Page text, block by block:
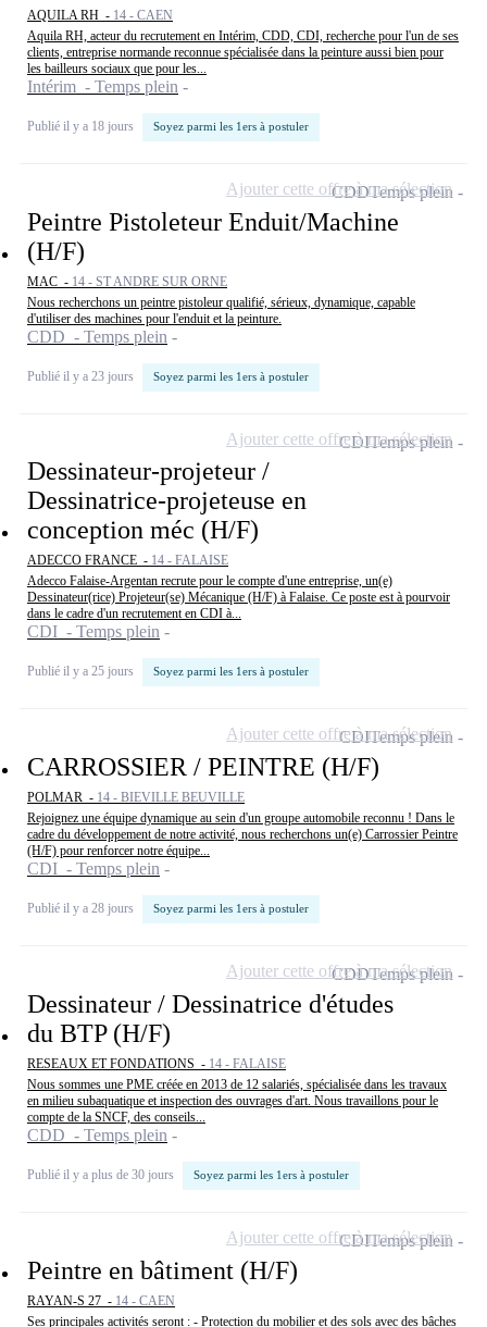
AQUILA RH - 14 - CAEN
Aquila RH, acteur du recrutement en Intérim, CDD, CDI, recherche pour l'un de ses
clients, entreprise normande reconnue spécialisée dans la peinture aussi bien pour
les bailleurs sociaux que pour les...
Intérim - Temps plein
Publié il y a 18 jours Soyez parmi les 1ers à postuler
Peintre Pistoleteur Enduit/Machine
(H/F)
MAC - 14 - ST ANDRE SUR ORNE
Nous recherchons un peintre pistoleur qualifié, sérieux, dynamique, capable
d'utiliser des machines pour l'enduit et la peinture.
CDD - Temps plein
Publié il y a 23 jours Soyez parmi les 1ers à postuler
CDDTemps plein
Ajouter cette offre à ma sélection
Dessinateur-projeteur /
Dessinatrice-projeteuse en
conception méc (H/F)
ADECCO FRANCE - 14 - FALAISE
Adecco Falaise-Argentan recrute pour le compte d'une entreprise, un(e)
Dessinateur(rice) Projeteur(se) Mécanique (H/F) à Falaise. Ce poste est à pourvoir
dans le cadre d'un recrutement en CDI à...
CDI - Temps plein
Publié il y a 25 jours Soyez parmi les 1ers à postuler
CDITemps plein
Ajouter cette offre à ma sélection
CARROSSIER / PEINTRE (H/F)
POLMAR - 14 - BIEVILLE BEUVILLE
Rejoignez une équipe dynamique au sein d'un groupe automobile reconnu ! Dans le
cadre du développement de notre activité, nous recherchons un(e) Carrossier Peintre
(H/F) pour renforcer notre équipe...
CDI - Temps plein
Publié il y a 28 jours Soyez parmi les 1ers à postuler
CDITemps plein
Ajouter cette offre à ma sélection
Dessinateur / Dessinatrice d'études
du BTP (H/F)
RESEAUX ET FONDATIONS - 14 - FALAISE
Nous sommes une PME créée en 2013 de 12 salariés, spécialisée dans les travaux
en milieu subaquatique et inspection des ouvrages d'art. Nous travaillons pour le
compte de la SNCF, des conseils...
CDD - Temps plein
Publié il y a plus de 30 jours Soyez parmi les 1ers à postuler
CDDTemps plein
Ajouter cette offre à ma sélection
Peintre en bâtiment (H/F)
RAYAN-S 27 - 14 - CAEN
Ses principales activités seront : - Protection du mobilier et des sols avec des bâches
CDITemps plein
Ajouter cette offre à ma sélection